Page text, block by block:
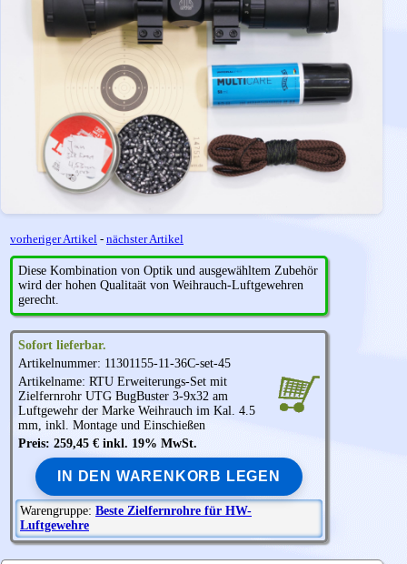
vorheriger Artikel - nächster Artikel
Diese Kombination von Optik und ausgewähltem Zubehör
wird der hohen Qualitaät von Weihrauch-Luftgewehren
gerecht.
Sofort lieferbar.
Artikelnummer: 11301155-11-36C-set-45
Artikelname: RTU Erweiterungs-Set mit
Zielfernrohr UTG BugBuster 3-9x32 am
Luftgewehr der Marke Weihrauch im Kal. 4.5
mm, inkl. Montage und Einschießen
Preis: 259,45 € inkl. 19% MwSt.
IN DEN WARENKORB LEGEN
Warengruppe: Beste Zielfernrohre für HW-
Luftgewehre